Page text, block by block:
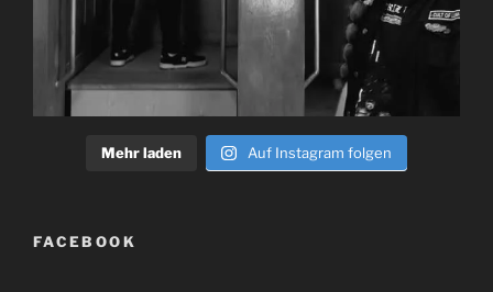
Mehr laden Auf Instagram folgen
FACEBOOK